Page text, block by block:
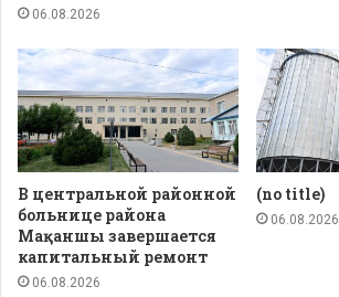
06.08.2026
В центральной районной
больнице района
Мақаншы завершается
капитальный ремонт
06.08.2026
(no title)
06.08.2026